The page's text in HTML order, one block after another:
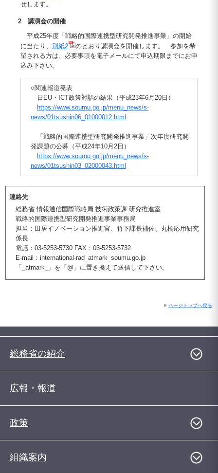
せします。
2 講演会の開催
平成25年度「戦略的国際連携型研究開発推進事業」の開始
に当たり、 別紙2
のとおり講演会を開催します。 参加を希
望される方は、必要事項を電子メールにて申込期限までにお申
込み下さい。
○関連報道発表
日EU・ICT政策対話の結果（平成23年6月20日）
https://www.soumu.go.jp/menu_news/s-
news/01tsushin06_01000012.html
「戦略的国際連携型研究開発推進事業」次年度研究開
発課題の公募（平成24年10月2日）
https://www.soumu.go.jp/menu_news/s-
news/01tsushin03_02000043.html
連絡先
総務省 情報通信国際戦略局 技術政策課 研究推進室
戦略的国際連携型研究開発推進事業事務局
担当：田居イノベーション推進官、竹下課長補佐、丸橋応用研究
係長
電話：03-5253-5730 FAX：03-5253-5732
E-mail：international-rad_atmark_soumu.go.jp
「_atmark_」を「@」に置き換えて送信して下さい。
ページトップへ戻る
総務省の紹介
広報・報道
政策
組織案内